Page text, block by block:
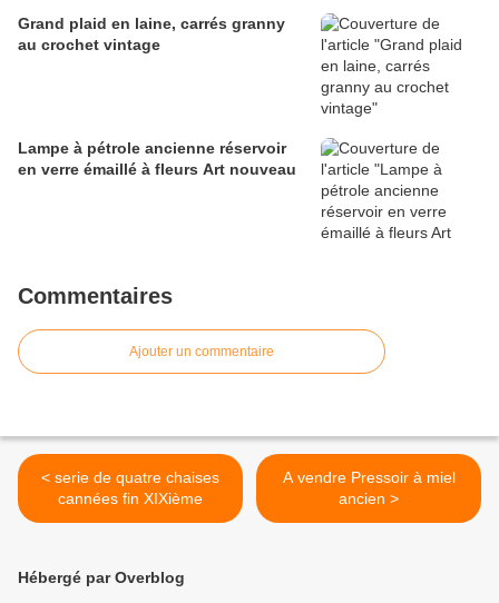
Grand plaid en laine, carrés granny
au crochet vintage
Lampe à pétrole ancienne réservoir
en verre émaillé à fleurs Art nouveau
Commentaires
Ajouter un commentaire
< serie de quatre chaises
cannées fin XIXième
A vendre Pressoir à miel
ancien >
Hébergé par Overblog